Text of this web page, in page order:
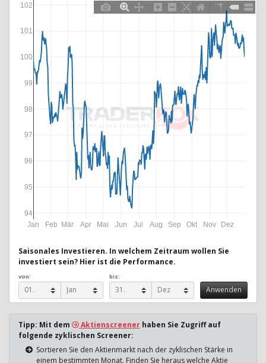
Jan Feb Mär Apr Mai Jun Jul Aug Sep Okt Nov Dez
94
95
96
97
98
99
100
101
102
Saisonales Investieren. In welchem Zeitraum wollen Sie
investiert sein? Hier ist die Performance.
von: bis:
Tipp: Mit dem Aktienscreener haben Sie Zugriff auf
folgende zyklischen Screener:
Sortieren Sie den Aktienmarkt nach der zyklischen Stärke in
einem bestimmten Monat. Finden Sie heraus welche Aktie